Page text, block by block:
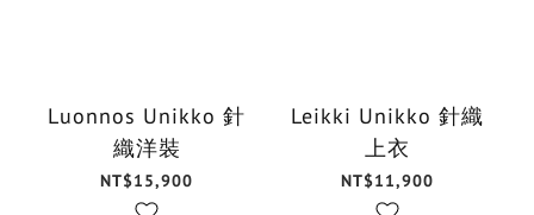
Luonnos Unikko 針
織洋裝
NT$15,900
Leikki Unikko 針織
上衣
NT$11,900